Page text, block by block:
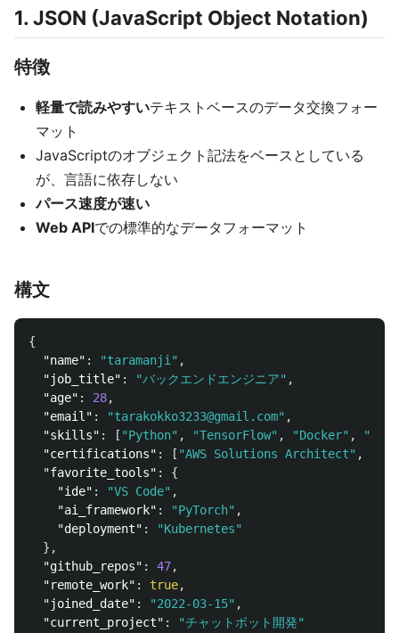
1. JSON (JavaScript Object Notation)
特徴
軽量で読みやすいテキストベースのデータ交換フォー
マット
JavaScriptのオブジェクト記法をベースとしている
が、言語に依存しない
パース速度が速い
Web APIでの標準的なデータフォーマット
構文
{
"name" : "taramanji" ,
"job_title" : "バックエンドエンジニア" ,
"age" : 28,
"email" : "tarakokko3233@gmail.com" ,
"skills" : [ "Python" , "TensorFlow" , "Docker" ,
"AWS"
"certifications" : [ "AWS Solutions Architect" ,
"favorite_tools" :
{
"ide" : "VS Code" ,
"ai_framework" : "PyTorch" ,
"deployment" :
"Kubernetes"
},
"github_repos" : 47,
"remote_work" : true,
"joined_date" : "2022-03-15" ,
"current_project" :
"チャットボット開発"